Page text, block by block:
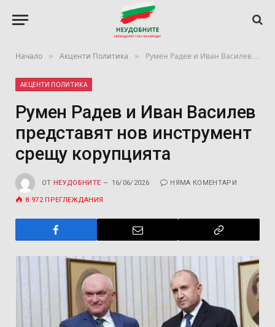
Начало » Акценти Политика » Румен Радев и Иван Василев представят нов инструмент срещу корупцията
АКЦЕНТИ ПОЛИТИКА
Румен Радев и Иван Василев
представят нов инструмент
срещу корупцията
ОТ НЕУДОБНИТЕ 16/06/2026 НЯМА КОМЕНТАРИ
8 972 ПРЕГЛЕЖДАНИЯ